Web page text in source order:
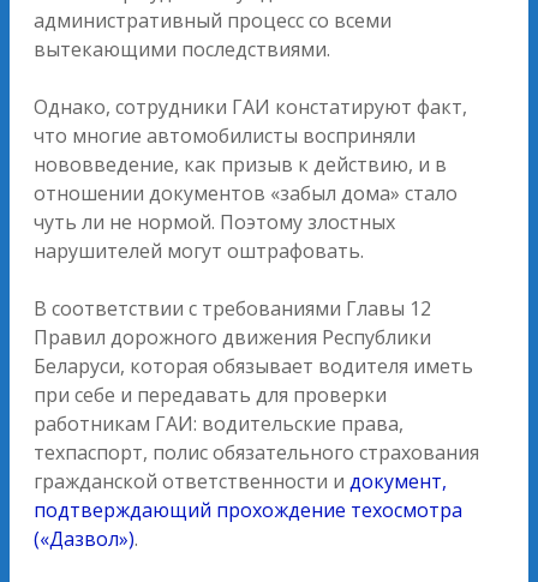
административный процесс со всеми
вытекающими последствиями.
Однако, сотрудники ГАИ констатируют факт,
что многие автомобилисты восприняли
нововведение, как призыв к действию, и в
отношении документов «забыл дома» стало
чуть ли не нормой. Поэтому злостных
нарушителей могут оштрафовать.
В соответствии с требованиями Главы 12
Правил дорожного движения Республики
Беларуси, которая обязывает водителя иметь
при себе и передавать для проверки
работникам ГАИ: водительские права,
техпаспорт, полис обязательного страхования
гражданской ответственности и документ,
подтверждающий прохождение техосмотра
(«Дазвол»).